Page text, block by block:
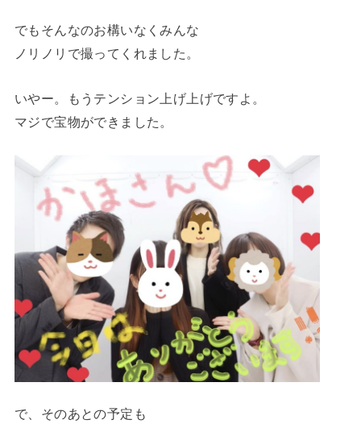
でもそんなのお構いなくみんな
ノリノリで撮ってくれました。
いやー。もうテンション上げ上げですよ。
マジで宝物ができました。
で、そのあとの予定も